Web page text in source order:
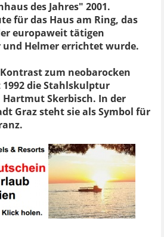
des Jahres" 2001.
für das Haus am Ring, das
europaweit tätigen
Helmer errichtet wurde.
zum neobarocken
1992 die Stahlskulptur
Skerbisch. In der
Graz steht sie als Symbol für